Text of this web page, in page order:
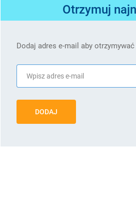
Otrzymuj
Dodaj adres e-mail aby
DODAJ